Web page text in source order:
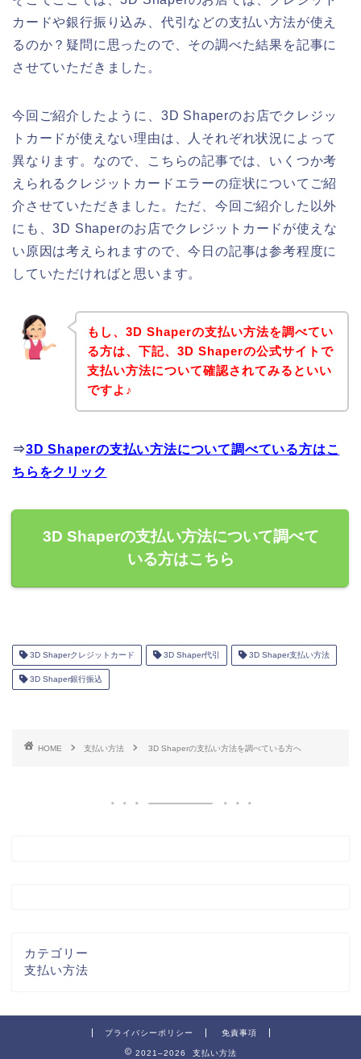
カードや銀行振り込み、代引などの支払い方法が使え
るのか？疑問に思ったので、その調べた結果を記事に
させていただきました。
今回ご紹介したように、3D Shaperのお店でクレジッ
トカードが使えない理由は、人それぞれ状況によって
異なります。なので、こちらの記事では、いくつか考
えられるクレジットカードエラーの症状についてご紹
介させていただきました。ただ、今回ご紹介した以外
にも、3D Shaperのお店でクレジットカードが使えな
い原因は考えられますので、今日の記事は参考程度に
していただければと思います。
もし、3D Shaperの支払い方法を調べてい
る方は、下記、3D Shaperの公式サイトで
支払い方法について確認されてみるといい
ですよ♪
⇒3D Shaperの支払い方法について調べている方はこ
ちらをクリック
3D Shaperの支払い方法について調べて
いる方はこちら
3D Shaperクレジットカード 3D Shaper代引 3D Shaper支払い方法
3D Shaper銀行振込
HOME 支払い方法 3D Shaperの支払い方法を調べている方へ
カテゴリー
支払い方法
プライバシーポリシー 免責事項
2021–2026 支払い方法